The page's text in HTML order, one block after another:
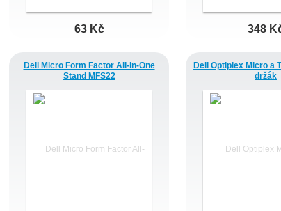
63 Kč 348
Dell Micro Form Factor All-in-One
Stand MFS22
Dell Optiplex Micro a
držák